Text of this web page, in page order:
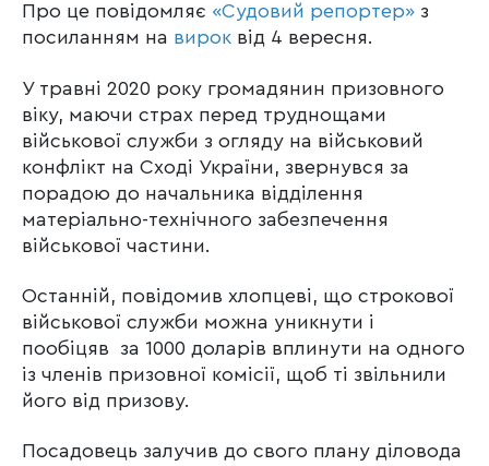
Про це повідомляє «Судовий репортер» з
посиланням на вирок від 4 вересня.
У травні 2020 року громадянин призовного
віку, маючи страх перед труднощами
військової служби з огляду на військовий
конфлікт на Сході України, звернувся за
порадою до начальника відділення
матеріально-технічного забезпечення
військової частини.
Останній, повідомив хлопцеві, що строкової
військової служби можна уникнути і
пообіцяв за 1000 доларів вплинути на одного
із членів призовної комісії, щоб ті звільнили
його від призову.
Посадовець залучив до свого плану діловода